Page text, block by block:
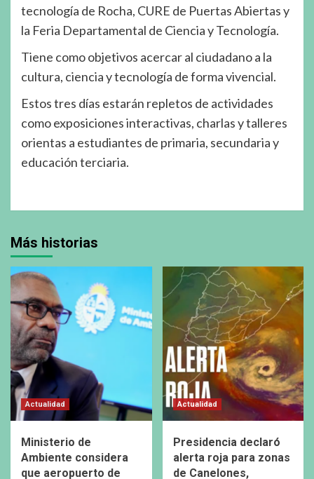
tecnología de Rocha, CURE de Puertas Abiertas y
la Feria Departamental de Ciencia y Tecnología.
Tiene como objetivos acercar al ciudadano a la
cultura, ciencia y tecnología de forma vivencial.
Estos tres días estarán repletos de actividades
como exposiciones interactivas, charlas y talleres
orientas a estudiantes de primaria, secundaria y
educación terciaria.
Más historias
Actualidad
Ministerio de
Ambiente considera
que aeropuerto de
Actualidad
Presidencia declaró
alerta roja para zonas
de Canelones,